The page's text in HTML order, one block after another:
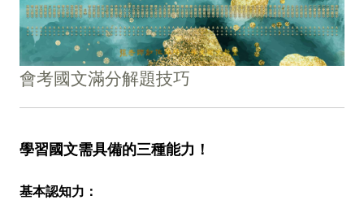
會考國文滿分解題技巧
學習國文需具備的三種能力！
基本認知力：